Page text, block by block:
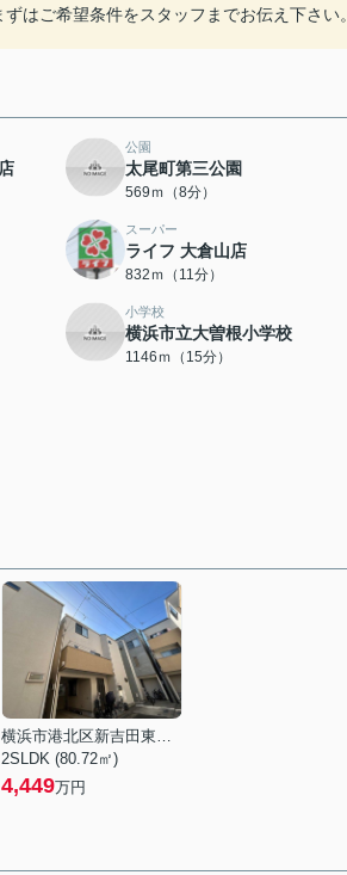
はご希望条件をスタッフまでお伝え下さい。
公園
太尾町第三公園
569ｍ（8分）
スーパー
ライフ 大倉山店
832ｍ（11分）
小学校
横浜市立大曽根小学校
1146ｍ（15分）
横浜市港北区新吉田東３丁目
2SLDK (80.72㎡)
4,449万円